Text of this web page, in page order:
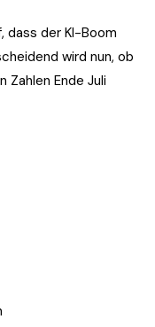
dass der KI-Boom
wird nun, ob
Ende Juli